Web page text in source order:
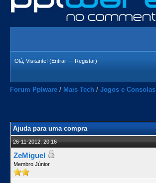
Olá, Visitante! (Entrar — Registar)
Forum Pplware / Mais Tech / Jogos e Consolas
Ajuda para uma compra
26-11-2012, 20:16
ZeMiguel
Membro Júnior